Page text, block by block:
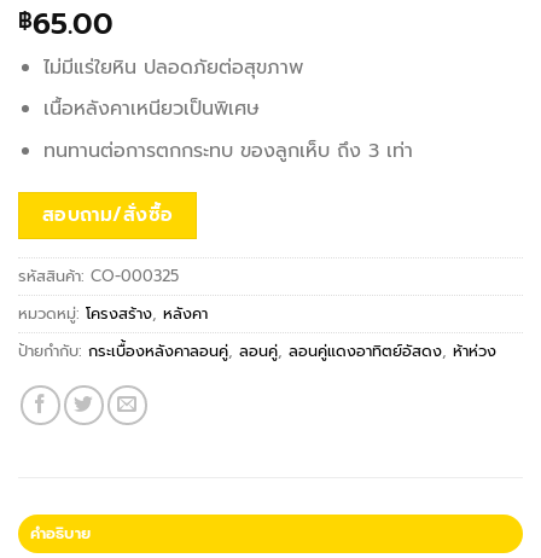
฿65.00
ไม่มีแร่ใยหิน ปลอดภัยต่อสุขภาพ
เนื้อหลังคาเหนียวเป็นพิเศษ
ทนทานต่อการตกกระทบ ของลูกเห็บ ถึง 3 เท่า
สอบถาม/สั่งซื้อ
รหัสสินค้า: CO-000325
หมวดหมู่: โครงสร้าง, หลังคา
ป้ายกำกับ: กระเบื้องหลังคาลอนคู่, ลอนคู่, ลอนคู่แดงอาทิตย์อัสดง, ห้าห่วง
คำอธิบาย